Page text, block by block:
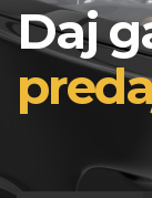
Daj